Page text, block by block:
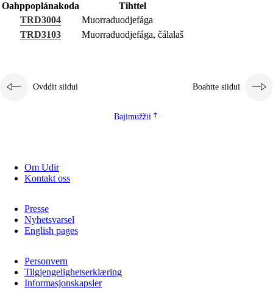
Fága relevánsa ja guovddáš árvvut
Guovddášelemeanttat
Oahppoplánakoda
Tihttel
TRD3004
Muorraduodjefága
TRD3103
Muorraduodjefága, čálalaš
Ovddit siidui Boahtte siidui
Bajimužžii
Om Udir
Kontakt oss
Presse
Nyhetsvarsel
English pages
Personvern
Tilgjengelighetserklæring
Informasjonskapsler